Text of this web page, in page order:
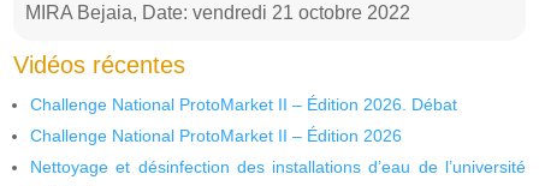
MIRA Bejaia, Date: vendredi 21 octobre 2022
Vidéos récentes
Challenge National ProtoMarket II – Édition 2026. Débat
Challenge National ProtoMarket II – Édition 2026
Nettoyage et désinfection des installations d’eau de l’université